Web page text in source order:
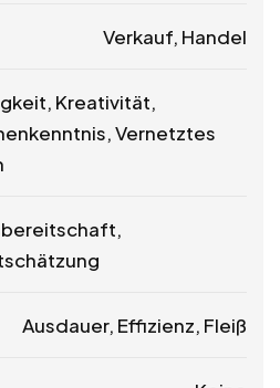
Verkauf, Handel
Kreativität,
Vernetztes
Ausdauer, Effizienz, Fleiß